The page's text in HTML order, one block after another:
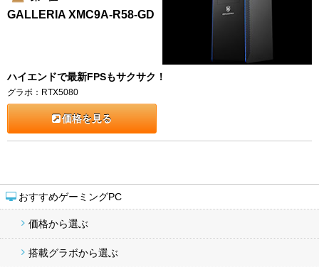
おすすめゲーミングPC
価格から選ぶ
搭載グラボから選ぶ
GALLERIA XMC9A-R58-GD
ハイエンドで最新FPSもサクサク！
グラボ：RTX5080
価格を見る